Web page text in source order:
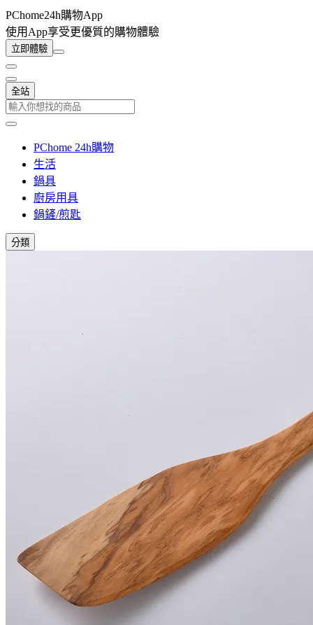
PChome24h購物App
使用App享受更優質的購物體驗
立即體驗
全站
PChome 24h購物
生活
鍋具
廚房用具
鍋鏟/煎匙
分類